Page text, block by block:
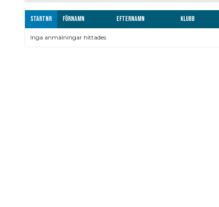
Startnr Förnamn Efternamn Klubb
Inga anmälningar hittades